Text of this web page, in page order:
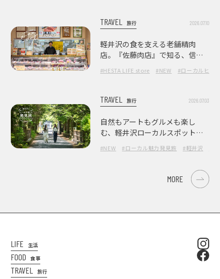
TRAVEL 旅行 2026.07.10
軽井沢の食を支える老舗精肉
店。『佐藤肉店』で知る、信州
#HESTA LIFE store #NEW #ローカルヒー
TRAVEL 旅行 2026.07.03
自然もアートもグルメも楽し
む、軽井沢ローカルスポット巡
#NEW #ローカル魅力発見旅 #軽井沢
MORE
LIFE 生活
FOOD 食事
TRAVEL 旅行